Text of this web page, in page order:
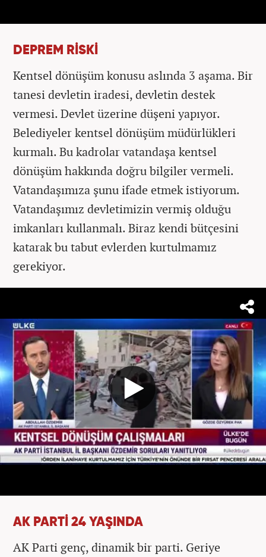
DEPREM RİSKİ
Kentsel dönüşüm konusu aslında 3 aşama. Bir
tanesi devletin iradesi, devletin destek
vermesi. Devlet üzerine düşeni yapıyor.
Belediyeler kentsel dönüşüm müdürlükleri
kurmalı. Bu kadrolar vatandaşa kentsel
dönüşüm hakkında doğru bilgiler vermeli.
Vatandaşımıza şunu ifade etmek istiyorum.
Vatandaşımız devletimizin vermiş olduğu
imkanları kullanmalı. Biraz kendi bütçesini
katarak bu tabut evlerden kurtulmamız
gerekiyor.
AK PARTİ 24 YAŞINDA
AK Parti genç, dinamik bir parti. Geriye